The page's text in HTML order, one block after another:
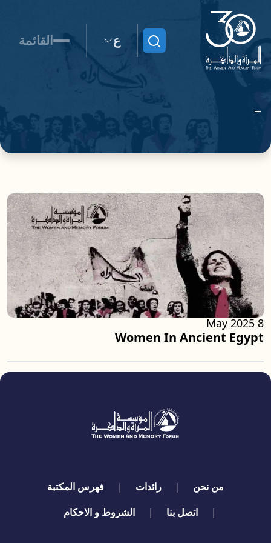
ابحث ع القائمة
Women In Ancient Egypt
8 May 2025
quick links
من نحن رائدات
فهرس المكتبة
اتصل بنا
الشروط و الاحكام